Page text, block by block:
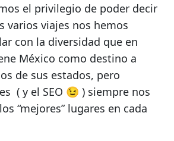
el privilegio de poder decir
varios viajes nos hemos
con la diversidad que en
México como destino a
de sus estados, pero
( y el SEO 😉 ) siempre nos
“mejores” lugares en cada